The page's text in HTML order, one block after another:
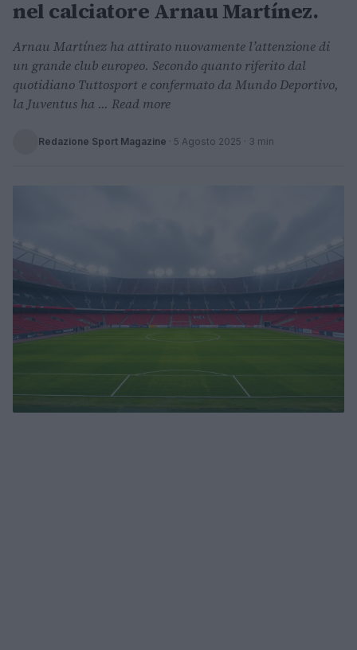
nel calciatore Arnau Martínez.
Arnau Martínez ha attirato nuovamente l’attenzione di
un grande club europeo. Secondo quanto riferito dal
quotidiano Tuttosport e confermato da Mundo Deportivo,
la Juventus ha ... Read more
Redazione Sport Magazine · 5 Agosto 2025 · 3 min